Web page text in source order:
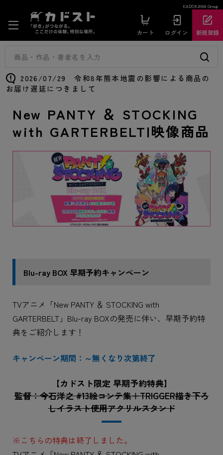
KADOKAWA Group
カート ログイン 新規登録
2026/07/29 令和8年熊本地震の影響による商品の
お届け遅延につきまして
New PANTY ＆ STOCKING
with GARTERBELT|映像商品
Blu-ray BOX 早期予約キャンペーン
TVアニメ「New PANTY ＆ STOCKING with
GARTERBELT」Blu-ray BOXの発売に伴い、早期予約特
典をご紹介します！
キャンペーン期間：～無くなり次第終了
【カドスト限定 早期予約特典】
監督：今石洋之 #13絵コンテ集＋TRIGGER描き下ろ
しイラスト使用アクリルスタンド
※こちらの特典は終了しました。